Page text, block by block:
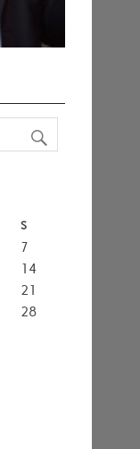
S
7
14
21
28